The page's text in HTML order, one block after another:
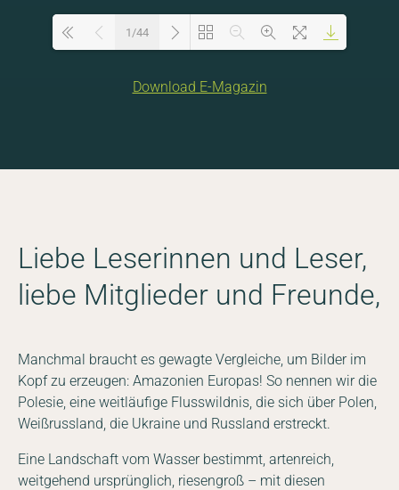
Loading PDF 30% ...
1/44
Download E-Magazin
Liebe Leserinnen und Leser,
liebe Mitglieder und Freunde,
Manchmal braucht es gewagte Vergleiche, um Bilder im
Kopf zu erzeugen: Amazonien Europas! So nennen wir die
Polesie, eine weitläufige Flusswildnis, die sich über Polen,
Weißrussland, die Ukraine und Russland erstreckt.
Eine Landschaft vom Wasser bestimmt, artenreich,
weitgehend ursprünglich, riesengroß – mit diesen